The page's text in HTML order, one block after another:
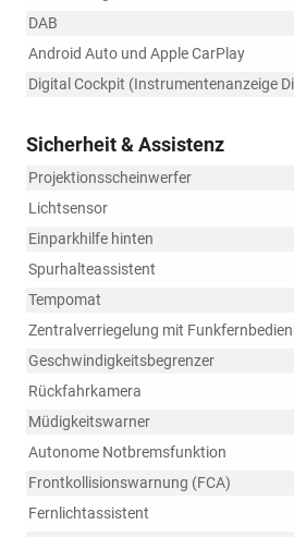
DAB
Android Auto und Apple CarPlay
Digital Cockpit (Instrumentenanzeige
Sicherheit & Assistenz
Projektionsscheinwerfer
Lichtsensor
Einparkhilfe hinten
Spurhalteassistent
Tempomat
Zentralverriegelung mit
Geschwindigkeitsbegrenzer
Rückfahrkamera
Müdigkeitswarner
Autonome Notbremsfunktion
Frontkollisionswarnung (FCA)
Fernlichtassistent